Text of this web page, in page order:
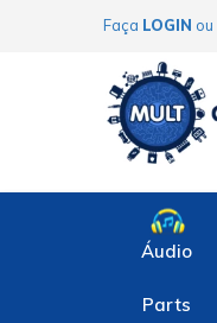
Faça LOGIN ou
Áudio
Parts